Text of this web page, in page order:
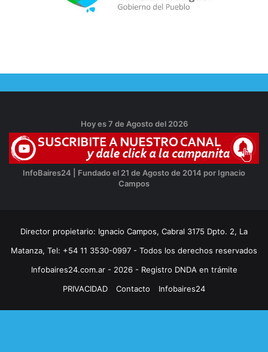
Hoy es 7 de Agosto del 2026
InfoBaires24 | Fundado el 21 de Agosto de 2014 por Ignacio
Campos
Director propietario: Ignacio Campos, Cabral 3175 Dpto. 2, La
Matanza, Tel: +54 11 3530-0997 - Todos los derechos reservados
Infobaires24.com.ar - 2026 - Registro DNDA en trámite
PRIVACIDAD
Contacto Infobaires24